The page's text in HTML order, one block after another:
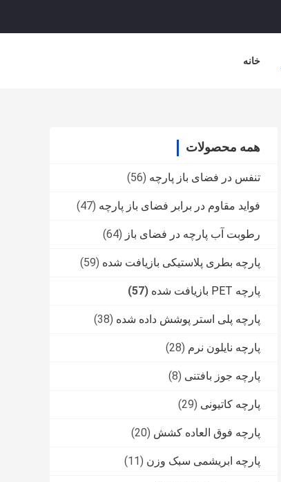
خانه
همه محصولات
تنفس در فضای باز پارچه (56)
فواید مقاوم در برابر فضای باز پارچه (47)
رطوبت آب پارچه در فضای باز (64)
پارچه بطری پلاستیکی بازیافت شده (59)
پارچه PET بازیافت شده (57)
پارچه پلی استر پوشش داده شده (38)
پارچه نایلون نرم (28)
پارچه جوز بافتنی (8)
پارچه کاتیونی (29)
پارچه فوق العاده کشش (20)
پارچه ابریشمی سبک وزن (11)